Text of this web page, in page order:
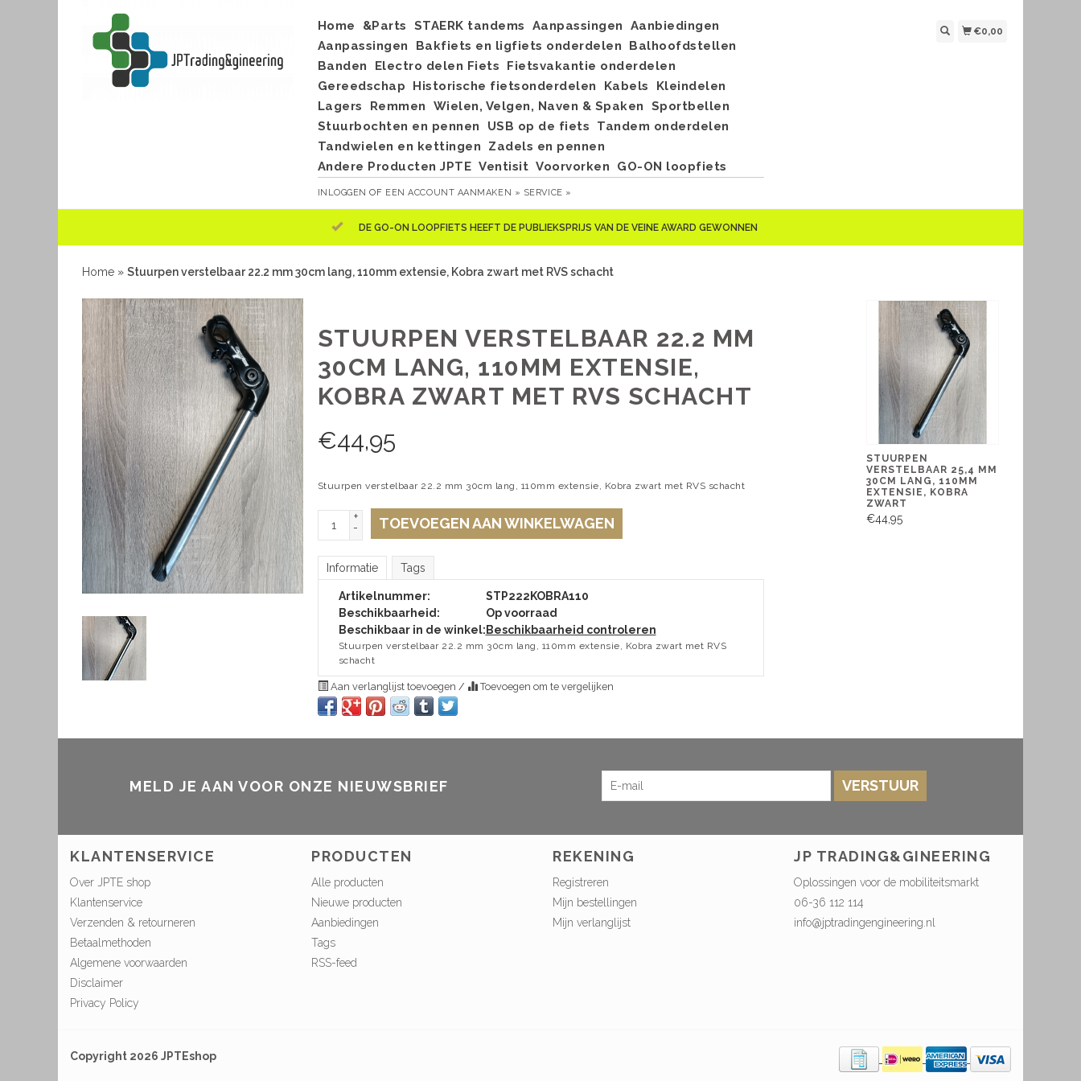
Home &Parts STAERK tandems Aanpassingen
Aanbiedingen
Aanpassingen
Bakfiets en ligfiets onderdelen
Balhoofdstellen
Banden
Electro delen Fiets
Fietsvakantie onderdelen
Gereedschap
Historische fietsonderdelen Kabels
Kleindelen
Lagers
Remmen Wielen, Velgen, Naven & Spaken
Sportbellen
Stuurbochten en pennen
USB op de fiets
Tandem onderdelen
Tandwielen en kettingen
Zadels en pennen
Andere Producten JPTE Ventisit Voorvorken GO-ON loopfiets
INLOGGEN OF EEN ACCOUNT AANMAKEN » SERVICE »
€0,00
DE GO-ON LOOPFIETS HEEFT DE PUBLIEKSPRIJS VAN DE VEINE AWARD GEWONNEN
Home » Stuurpen verstelbaar 22.2 mm 30cm lang, 110mm extensie, Kobra zwart met RVS schacht
STUURPEN VERSTELBAAR 22.2 MM
30CM LANG, 110MM EXTENSIE,
KOBRA ZWART MET RVS SCHACHT
€44,95
Stuurpen verstelbaar 22.2 mm 30cm lang, 110mm extensie, Kobra zwart met RVS schacht
+
-
TOEVOEGEN AAN WINKELWAGEN
Informatie Tags
Artikelnummer:
STP222KOBRA110
Beschikbaarheid:
Op voorraad
Beschikbaar in de winkel: Beschikbaarheid controleren
Stuurpen verstelbaar 22.2 mm 30cm lang, 110mm extensie, Kobra zwart met RVS
schacht
Aan verlanglijst toevoegen / Toevoegen om te vergelijken
STUURPEN
VERSTELBAAR 25,4 MM
30CM LANG, 110MM
EXTENSIE, KOBRA
ZWART
€44,95
MELD JE AAN VOOR ONZE NIEUWSBRIEF VERSTUUR
KLANTENSERVICE
Over JPTE shop
Klantenservice
Verzenden & retourneren
Betaalmethoden
Algemene voorwaarden
Disclaimer
Privacy Policy
PRODUCTEN
Alle producten
Nieuwe producten
Aanbiedingen
Tags
RSS-feed
REKENING
Registreren
Mijn bestellingen
Mijn verlanglijst
JP TRADING&GINEERING
Oplossingen voor de mobiliteitsmarkt
06-36 112 114
info@jptradingengineering.nl
Copyright 2026 JPTEshop